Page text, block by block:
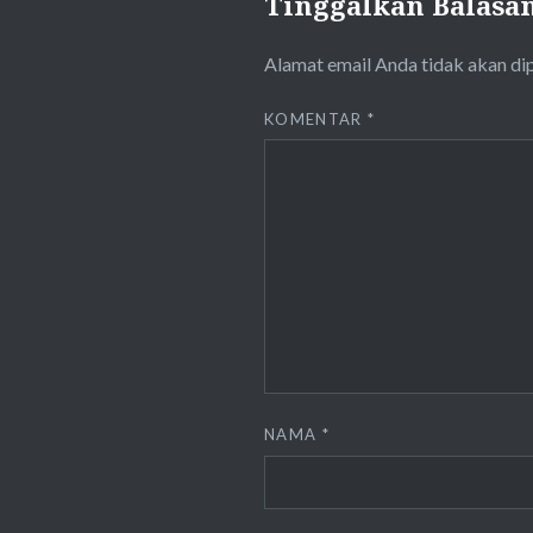
Alamat email Anda tidak akan
KOMENTAR *
NAMA *